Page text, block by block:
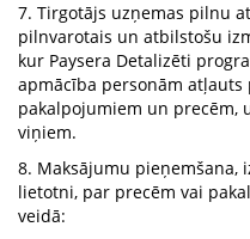
7. Tirgotājs uzņemas pilnu
pilnvarotais un atbilstošu
kur Paysera Detalizēti
apmācība personām
pakalpojumiem un precēm,
viņiem.
8. Maksājumu pieņemšana,
lietotni, par precēm vai
veidā: